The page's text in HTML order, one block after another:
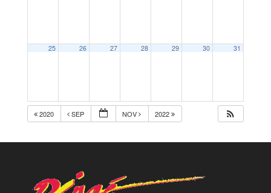
25 26 27 28 29 30 31
2020 SEP NOV 2022